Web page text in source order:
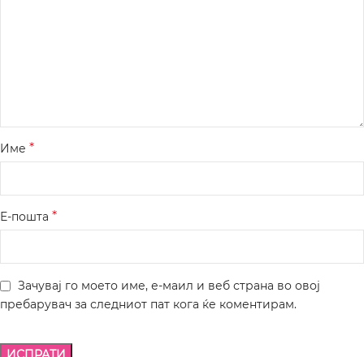
Име *
Е-пошта *
Зачувај го моето име, е-маил и веб страна во овој
пребарувач за следниот пат кога ќе коментирам.